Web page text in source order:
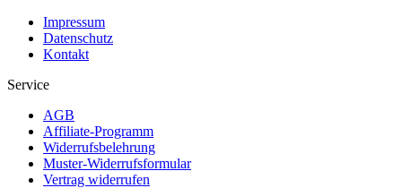
Impressum
Datenschutz
Kontakt
Service
AGB
Affiliate-Programm
Widerrufsbelehrung
Muster-Widerrufsformular
Vertrag widerrufen